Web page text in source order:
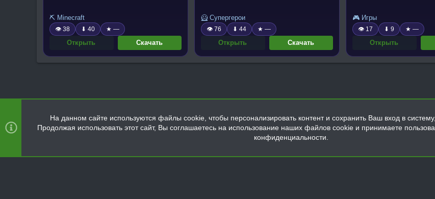
⛏️ Minecraft
👁 38 ⬇ 40 ★ —
Открыть Скачать
🦸 Супергерои
👁 76 ⬇ 44 ★ —
Открыть Скачать
🎮 Игры
👁 17 ⬇ 9 ★ —
Открыть
На данном сайте используются файлы cookie, чтобы персонализировать контент и сохранить Ваш вход в
Продолжая использовать этот сайт, Вы соглашаетесь на использование наших файлов cookie и принимаете
конфиденциальности.